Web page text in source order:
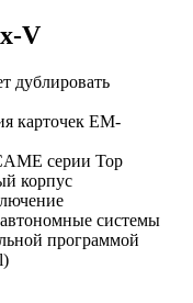
V
дублировать
карточек EM-
серии Top
корпус
системы
программой